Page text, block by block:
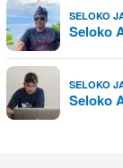
SELOKO
Seloko
SELOKO
Seloko